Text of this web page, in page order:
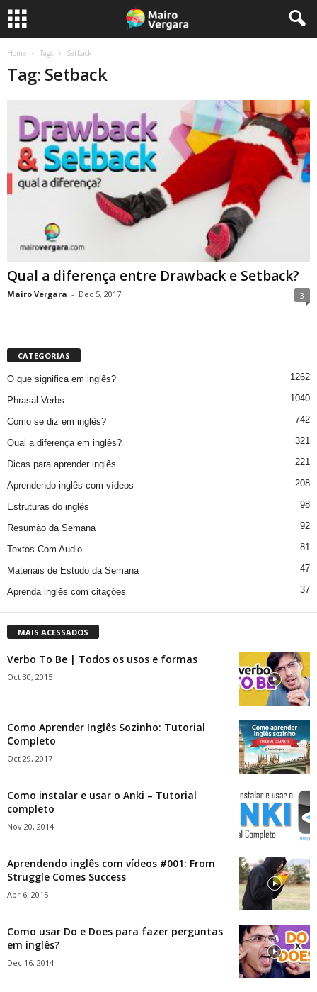
Home Tags Setback
Tag: Setback
Qual a diferença entre Drawback e Setback?
Mairo Vergara - Dec 5, 2017 3
CATEGORIAS
O que significa em inglês? 1262
Phrasal Verbs 1040
Como se diz em inglês? 742
Qual a diferença em inglês? 321
Dicas para aprender inglês 221
Aprendendo inglês com vídeos 208
Estruturas do inglês 98
Resumão da Semana 92
Textos Com Audio 81
Materiais de Estudo da Semana 47
Aprenda inglês com citações 37
MAIS ACESSADOS
Verbo To Be | Todos os usos e formas
Oct 30, 2015
Como Aprender Inglês Sozinho: Tutorial
Completo
Oct 29, 2017
Como instalar e usar o Anki – Tutorial
completo
Nov 20, 2014
Aprendendo inglês com vídeos #001: From
Struggle Comes Success
Apr 6, 2015
Como usar Do e Does para fazer perguntas
em inglês?
Dec 16, 2014